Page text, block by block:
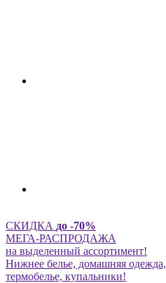
СКИДКА до -70%
МЕГА-РАСПРОДАЖА
на выделенный ассортимент!
Нижнее белье, домашняя одежда,
термобелье, купальники!